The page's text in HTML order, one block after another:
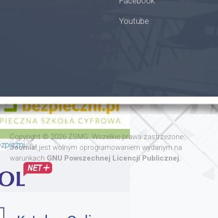
Youtube
Copyright © 2026 ZSMG. Wszelkie prawa zastrzeżone.
Joomla! jest wolnym oprogramowaniem wydanym na
warunkach GNU Powszechnej Licencji Publicznej.